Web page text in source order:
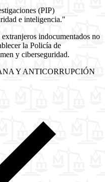
(PIP)
e inteligencia."
indocumentados no
la Policía de
y ciberseguridad.
Y ANTICORRUPCIÓN